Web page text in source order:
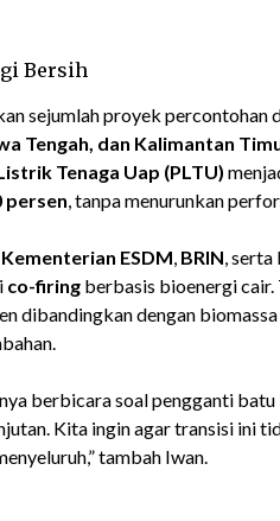
Bersih
sejumlah proyek percontohan
Tengah, dan Kalimantan
Tenaga Uap (PLTU)
persen , tanpa menurunkan
Kementerian ESDM BRIN ,
co-firing berbasis bioenergi
dibandingkan dengan
berbicara soal pengganti
Kita ingin agar transisi ini
tambah Iwan.